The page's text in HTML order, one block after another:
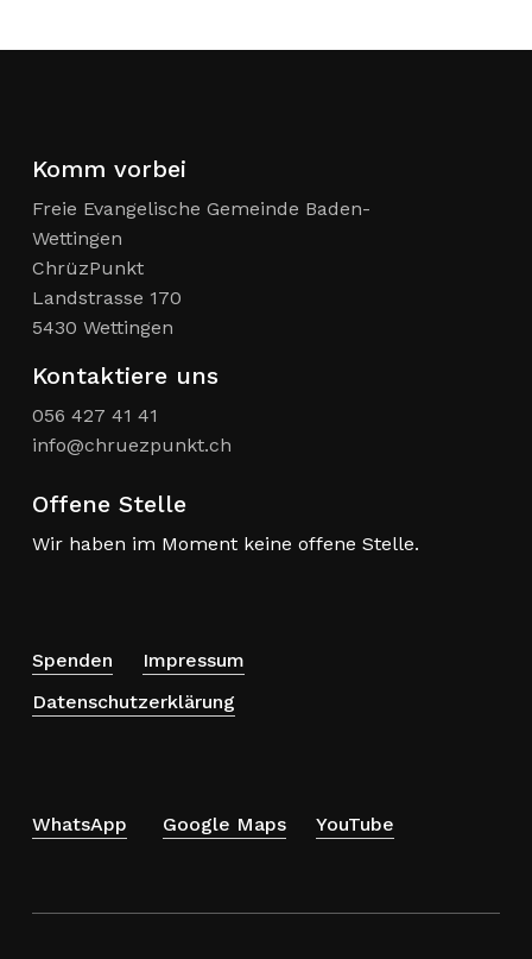
Komm vorbei
Freie Evangelische Gemeinde Baden-
Wettingen
ChrüzPunkt
Landstrasse 170
5430 Wettingen
Kontaktiere uns
056 427 41 41
info@chruezpunkt.ch
Offene Stelle
Wir haben im Moment keine offene Stelle.
Spenden
Impressum
Datenschutzerklärung
WhatsApp Google Maps YouTube